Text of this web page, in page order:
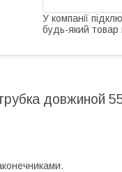
У компанії
будь-який
довжиной